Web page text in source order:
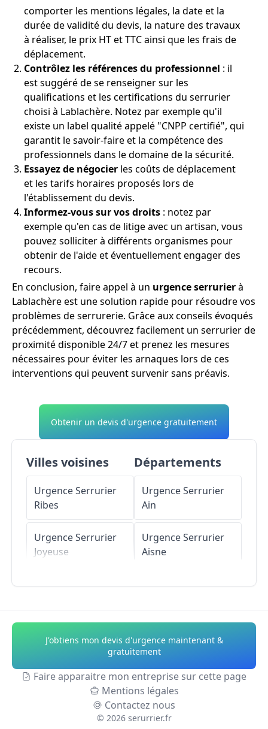
comporter les mentions légales, la date et la
durée de validité du devis, la nature des travaux
à réaliser, le prix HT et TTC ainsi que les frais de
déplacement.
Contrôlez les références du professionnel : il
est suggéré de se renseigner sur les
qualifications et les certifications du serrurier
choisi à Lablachère. Notez par exemple qu'il
existe un label qualité appelé "CNPP certifié", qui
garantit le savoir-faire et la compétence des
professionnels dans le domaine de la sécurité.
Essayez de négocier les coûts de déplacement
et les tarifs horaires proposés lors de
l'établissement du devis.
Informez-vous sur vos droits : notez par
exemple qu'en cas de litige avec un artisan, vous
pouvez solliciter à différents organismes pour
obtenir de l'aide et éventuellement engager des
recours.
En conclusion, faire appel à un urgence serrurierà
Lablachère est une solution rapide pour résoudre vos
problèmes de serrurerie. Grâce aux conseils évoqués
précédemment, découvrez facilement un serrurier de
proximité disponible 24/7 et prenez les mesures
nécessaires pour éviter les arnaques lors de ces
interventions qui peuvent survenir sans préavis.
Obtenir un devis d'urgence gratuitement
Villes voisines
Urgence Serrurier
Ribes
Urgence Serrurier
Joyeuse
Urgence Serrurier
Beauzon
Urgence Serrurier
Urgence Serrurier
Départements
Urgence Serrurier
Ain
Urgence Serrurier
Aisne
Urgence Serrurier
Alpes-de-Haute-
Urgence Serrurier
Hautes-Alpes
J'obtiens mon devis d'urgence maintenant &
gratuitement
Faire apparaitre mon entreprise sur cette page
Mentions légales
Contactez nous
© 2026 serurrier.fr